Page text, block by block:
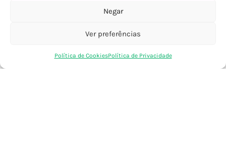
Negar
Ver preferências
Política de CookiesPolítica de Privacidade
SAIBA MAIS
Declaração de Acessibilidade
Termos e Condições